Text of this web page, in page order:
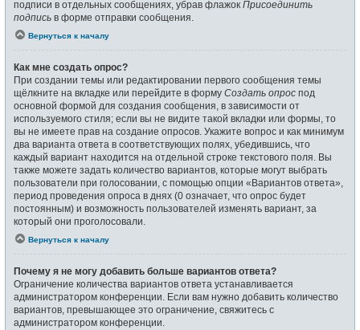
подписи в отдельных сообщениях, убрав флажок Присоединить
подпись в форме отправки сообщения.
Вернуться к началу
Как мне создать опрос?
При создании темы или редактировании первого сообщения темы
щёлкните на вкладке или перейдите в форму Создать опрос под
основной формой для создания сообщения, в зависимости от
используемого стиля; если вы не видите такой вкладки или формы, то
вы не имеете прав на создание опросов. Укажите вопрос и как минимум
два варианта ответа в соответствующих полях, убедившись, что
каждый вариант находится на отдельной строке текстового поля. Вы
также можете задать количество вариантов, которые могут выбрать
пользователи при голосовании, с помощью опции «Вариантов ответа»,
период проведения опроса в днях (0 означает, что опрос будет
постоянным) и возможность пользователей изменять вариант, за
который они проголосовали.
Вернуться к началу
Почему я не могу добавить больше вариантов ответа?
Ограничение количества вариантов ответа устанавливается
администратором конференции. Если вам нужно добавить количество
вариантов, превышающее это ограничение, свяжитесь с
администратором конференции.